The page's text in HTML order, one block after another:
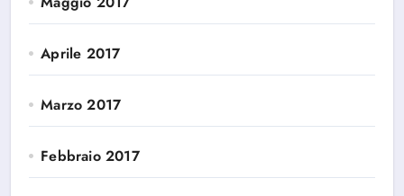
Aprile 2017
Marzo 2017
Febbraio 2017